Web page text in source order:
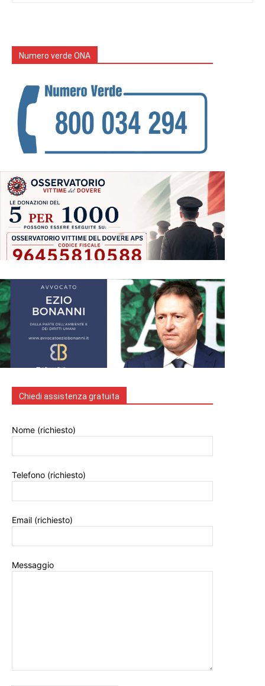
Numero verde ONA
Chiedi assistenza gratuita
Nome (richiesto)
Telefono (richiesto)
Email (richiesto)
Messaggio